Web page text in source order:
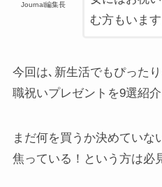
Journal編集長
む方もいま
今回は､新生活でもぴった
職祝いプレゼントを9選紹
まだ何を買うか決めていな
焦っている！という方は必